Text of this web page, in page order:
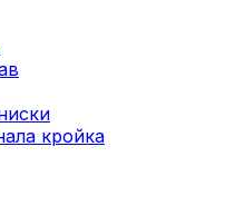
кройка